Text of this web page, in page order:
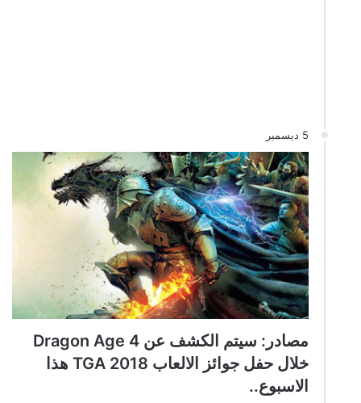
5 ديسمبر
مصادر: سيتم الكشف عن Dragon Age 4
خلال حفل جوائز الالعاب TGA 2018 هذا
الاسبوع..